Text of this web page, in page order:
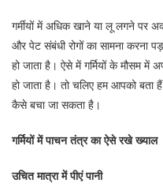
गर्मीयों में अधिक खाने या लू लगने पर
और पेट संबंधी रोगों का सामना करना
हो जाता है। ऐसे में गर्मियों के मौसम
हो जाता है। तो चलिए हम आपको
कैसे बचा जा सकता है।
गर्मियों में पाचन तंत्र का ऐसे रखे ख्याल
उचित मात्रा में पीएं पानी